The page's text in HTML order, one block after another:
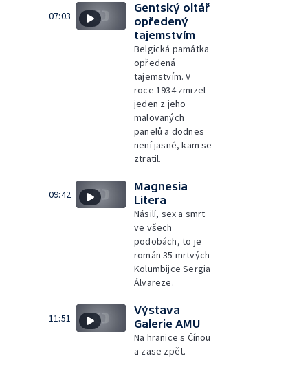
07:03
Gentský oltář
opředený
tajemstvím
Belgická památka
opředená
tajemstvím. V
roce 1934 zmizel
jeden z jeho
malovaných
panelů a dodnes
není jasné, kam se
ztratil.
09:42
Magnesia
Litera
Násilí, sex a smrt
ve všech
podobách, to je
román 35 mrtvých
Kolumbijce Sergia
Álvareze.
11:51
Výstava
Galerie AMU
Na hranice s Čínou
a zase zpět.